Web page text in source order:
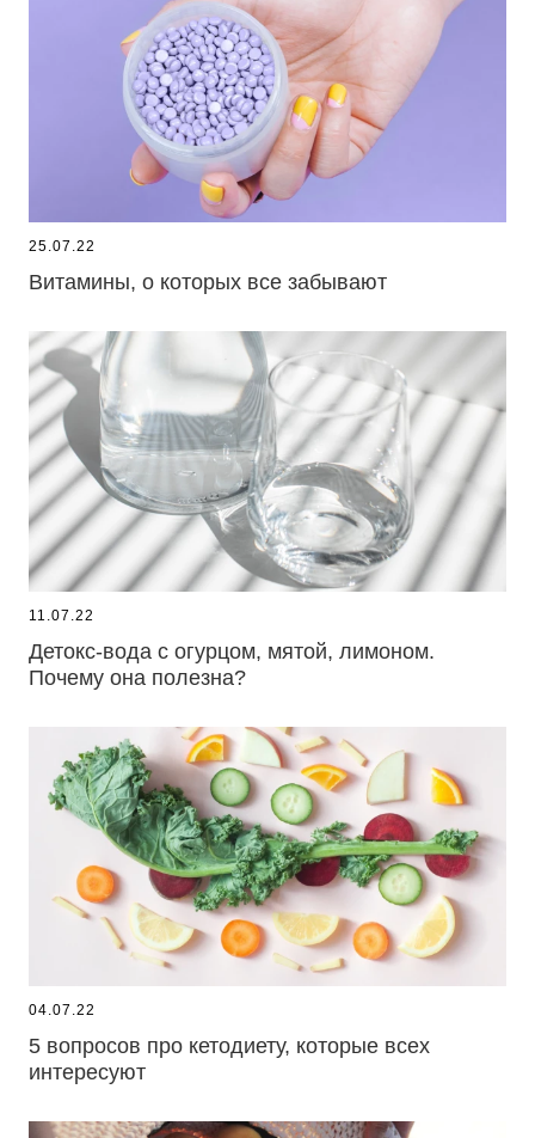
25.07.22
Витамины, о которых все забывают
11.07.22
Детокс-вода с огурцом, мятой, лимоном.
Почему она полезна?
04.07.22
5 вопросов про кетодиету, которые всех
интересуют